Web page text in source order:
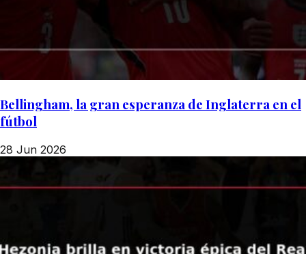
Bellingham, la gran esperanza de Inglaterra en el
fútbol
28 Jun 2026